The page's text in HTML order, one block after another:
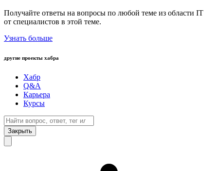
Получайте ответы на вопросы по любой теме из области IT
от специалистов в этой теме.
Узнать больше
другие проекты хабра
Хабр
Q&A
Карьера
Курсы
Закрыть